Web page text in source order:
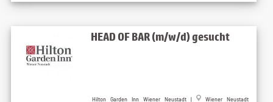
HEAD OF BAR (m/w/d) gesucht
Hilton Garden Inn Wiener Neustadt |
Wiener Neustadt